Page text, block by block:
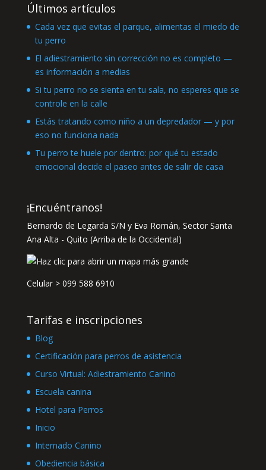
Últimos artículos
Cada vez que evitas el parque, alimentas el miedo de
tu perro
El adiestramiento sin corrección no es completo —
es información a medias
Si tu perro no se sienta en tu sala, no esperes que se
controle en la calle
Estás tratando como niño a un depredador — y por
eso no funciona nada
Tu perro te huele por dentro: por qué tu estado
emocional decide el paseo antes de salir de casa
¡Encuéntranos!
Bernardo de Legarda S/N y Eva Román, Sector Santa
Ana Alta - Quito (Arriba de la Occidental)
Celular > 099 588 6910
Tarifas e inscripciones
Blog
Certificación para perros de asistencia
Curso Virtual: Adiestramiento Canino
Escuela canina
Hotel para Perros
Inicio
Internado Canino
Obediencia básica